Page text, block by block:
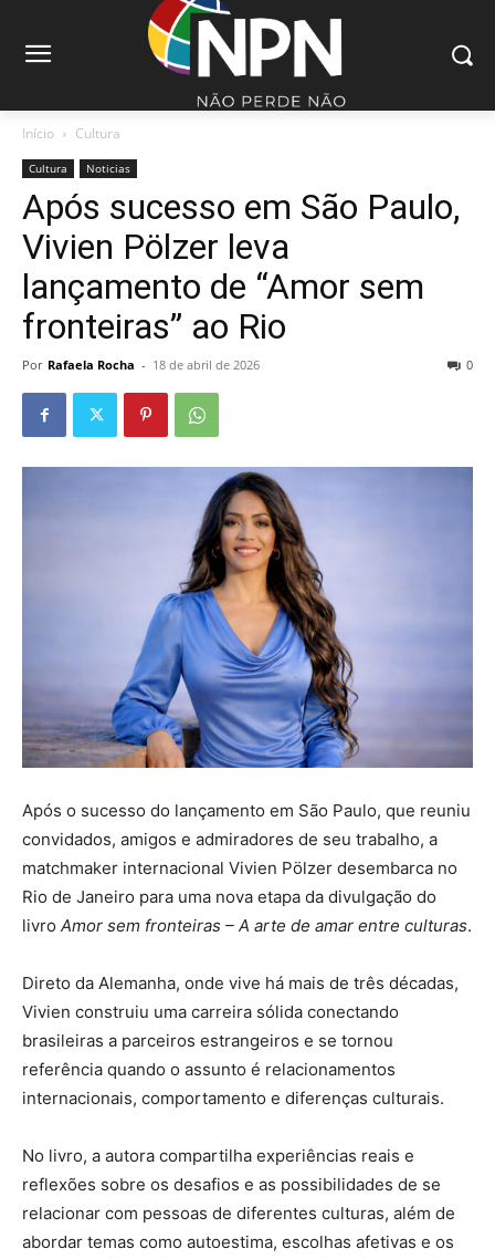
Início Cultura
Cultura Noticias
Após sucesso em São Paulo,
Vivien Pölzer leva
lançamento de “Amor sem
fronteiras” ao Rio
Por Rafaela Rocha - 18 de abril de 2026 0
Após o sucesso do lançamento em São Paulo, que reuniu
convidados, amigos e admiradores de seu trabalho, a
matchmaker internacional Vivien Pölzer desembarca no
Rio de Janeiro para uma nova etapa da divulgação do
livro Amor sem fronteiras – A arte de amar entre culturas.
Direto da Alemanha, onde vive há mais de três décadas,
Vivien construiu uma carreira sólida conectando
brasileiras a parceiros estrangeiros e se tornou
referência quando o assunto é relacionamentos
internacionais, comportamento e diferenças culturais.
No livro, a autora compartilha experiências reais e
reflexões sobre os desafios e as possibilidades de se
relacionar com pessoas de diferentes culturas, além de
abordar temas como autoestima, escolhas afetivas e os